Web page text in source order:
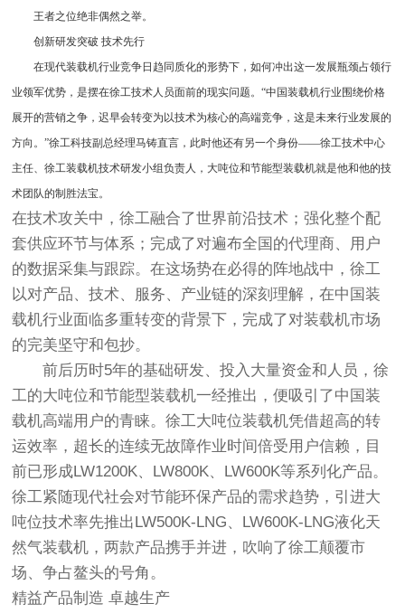
王者之位绝非偶然之举。
创新研发突破 技术先行
在现代装载机行业竞争日趋同质化的形势下，如何冲出这一发展瓶颈占领行
业领军优势，是摆在徐工技术人员面前的现实问题。“中国装载机行业围绕价格
展开的营销之争，迟早会转变为以技术为核心的高端竞争，这是未来行业发展的
方向。”徐工科技副总经理马铸直言，此时他还有另一个身份——徐工技术中心
主任、徐工装载机技术研发小组负责人，大吨位和节能型装载机就是他和他的技
术团队的制胜法宝。
在技术攻关中，徐工融合了世界前沿技术；强化整个配
套供应环节与体系；完成了对遍布全国的代理商、用户
的数据采集与跟踪。在这场势在必得的阵地战中，徐工
以对产品、技术、服务、产业链的深刻理解，在中国装
载机行业面临多重转变的背景下，完成了对装载机市场
的完美坚守和包抄。
前后历时5年的基础研发、投入大量资金和人员，徐
工的大吨位和节能型装载机一经推出，便吸引了中国装
载机高端用户的青睐。徐工大吨位装载机凭借超高的转
运效率，超长的连续无故障作业时间倍受用户信赖，目
前已形成LW1200K、LW800K、LW600K等系列化产品。
徐工紧随现代社会对节能环保产品的需求趋势，引进大
吨位技术率先推出LW500K-LNG、LW600K-LNG液化天
然气装载机，两款产品携手并进，吹响了徐工颠覆市
场、争占鳌头的号角。
精益产品制造 卓越生产